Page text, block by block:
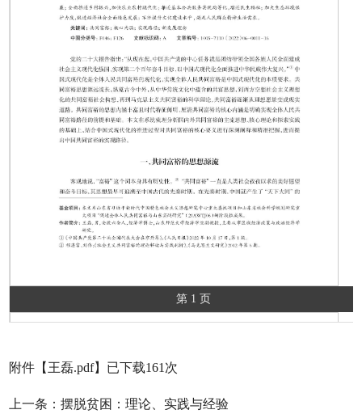
第 1 页
附件【 王磊.pdf】已下载161 次
上一条：摆脱贫困：理论、实践与经验